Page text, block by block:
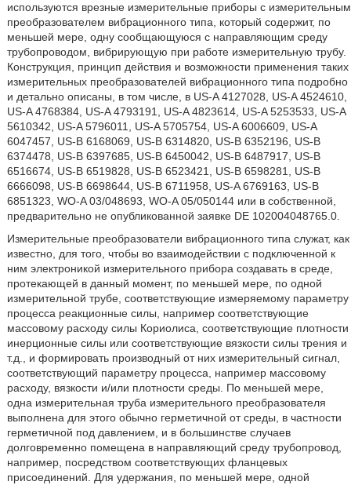
используются врезные измерительные приборы с измерительным
преобразователем вибрационного типа, который содержит, по
меньшей мере, одну сообщающуюся с направляющим среду
трубопроводом, вибрирующую при работе измерительную трубу.
Конструкция, принцип действия и возможности применения таких
измерительных преобразователей вибрационного типа подробно
и детально описаны, в том числе, в US-A 4127028, US-A 4524610,
US-A 4768384, US-A 4793191, US-A 4823614, US-A 5253533, US-A
5610342, US-A 5796011, US-A 5705754, US-A 6006609, US-A
6047457, US-B 6168069, US-B 6314820, US-B 6352196, US-B
6374478, US-B 6397685, US-B 6450042, US-B 6487917, US-B
6516674, US-B 6519828, US-B 6523421, US-B 6598281, US-B
6666098, US-B 6698644, US-B 6711958, US-A 6769163, US-B
6851323, WO-A 03/048693, WO-A 05/050144 или в собственной,
предварительно не опубликованной заявке DE 102004048765.0.
Измерительные преобразователи вибрационного типа служат, как
известно, для того, чтобы во взаимодействии с подключенной к
ним электроникой измерительного прибора создавать в среде,
протекающей в данный момент, по меньшей мере, по одной
измерительной трубе, соответствующие измеряемому параметру
процесса реакционные силы, например соответствующие
массовому расходу силы Кориолиса, соответствующие плотности
инерционные силы или соответствующие вязкости силы трения и
т.д., и формировать производный от них измерительный сигнал,
соответствующий параметру процесса, например массовому
расходу, вязкости и/или плотности среды. По меньшей мере,
одна измерительная труба измерительного преобразователя
выполнена для этого обычно герметичной от среды, в частности
герметичной под давлением, и в большинстве случаев
долговременно помещена в направляющий среду трубопровод,
например, посредством соответствующих фланцевых
присоединений. Для удержания, по меньшей мере, одной